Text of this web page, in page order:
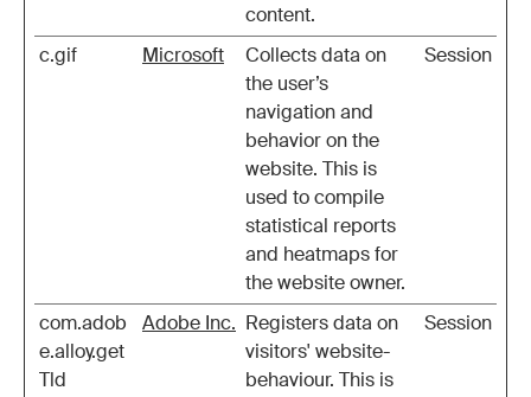
content.
c.gif Microsoft
Collects data on
the user’s
navigation and
behavior on the
website. This is
used to compile
statistical reports
and heatmaps for
the website owner.
Session
com.adob
e.alloy.get
Tld
Adobe Inc. Registers data on
visitors' website-
behaviour. This is
Session